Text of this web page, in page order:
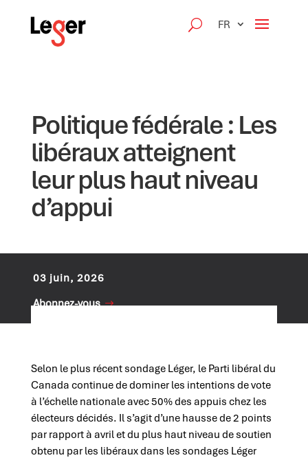
FR
Politique fédérale : Les
libéraux atteignent
leur plus haut niveau
d’appui
03 juin, 2026
Abonnez-vous
Selon le plus récent sondage Léger, le Parti libéral du
Canada continue de dominer les intentions de vote
à l’échelle nationale avec 50% des appuis chez les
électeurs décidés. Il s’agit d’une hausse de 2 points
par rapport à avril et du plus haut niveau de soutien
obtenu par les libéraux dans les sondages Léger